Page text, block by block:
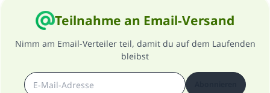
Teilnahme an Email-Versand
Nimm am Email-Verteiler teil, damit du auf dem Laufenden
bleibst